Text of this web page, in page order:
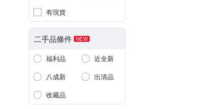
有現貨
二手品條件 NEW
福利品
近全新
八成新
出清品
收藏品